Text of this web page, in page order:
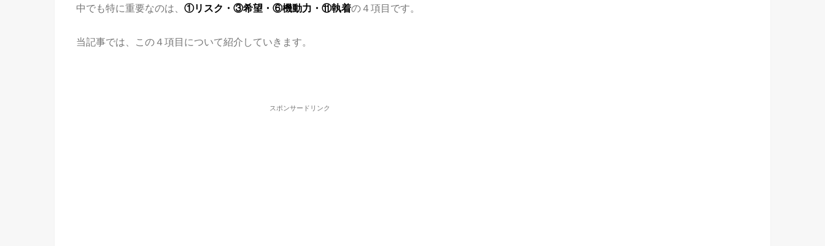
中でも特に重要なのは、 ①リスク・③希望・⑥機動力・⑪執着の４項目です。
当記事では、この４項目について紹介していきます。
スポンサードリンク